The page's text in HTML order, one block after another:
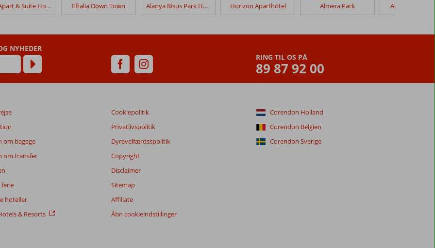
Ark Apart & Suite Hotel Eftalia Down Town Alanya Risus Park Hotel Horizon Aparthotel Almera Park Angora
RING TIL OS PÅ
89 87 92 00
NYHEDER
om bagage
om transfer
hoteller
& Resorts
Cookiepolitik
Privatlivspolitik
Dyrevelfærdsspolitik
Copyright
Disclaimer
Sitemap
Affiliate
Åbn cookieindstillinger
Corendon Holland
Corendon Belgien
Corendon Sverige